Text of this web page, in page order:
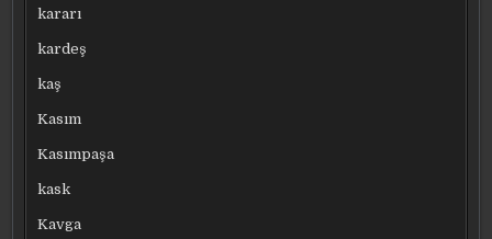
kararı
kardeş
kaş
Kasım
Kasımpaşa
kask
Kavga